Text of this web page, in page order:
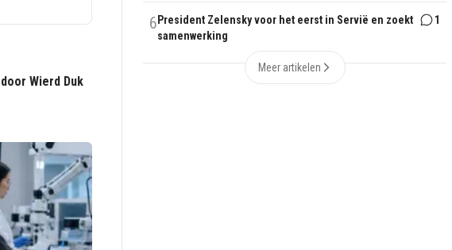
Wierd Duk
6 President Zelensky voor het eerst in Servië en zoekt
samenwerking
1
Meer artikelen